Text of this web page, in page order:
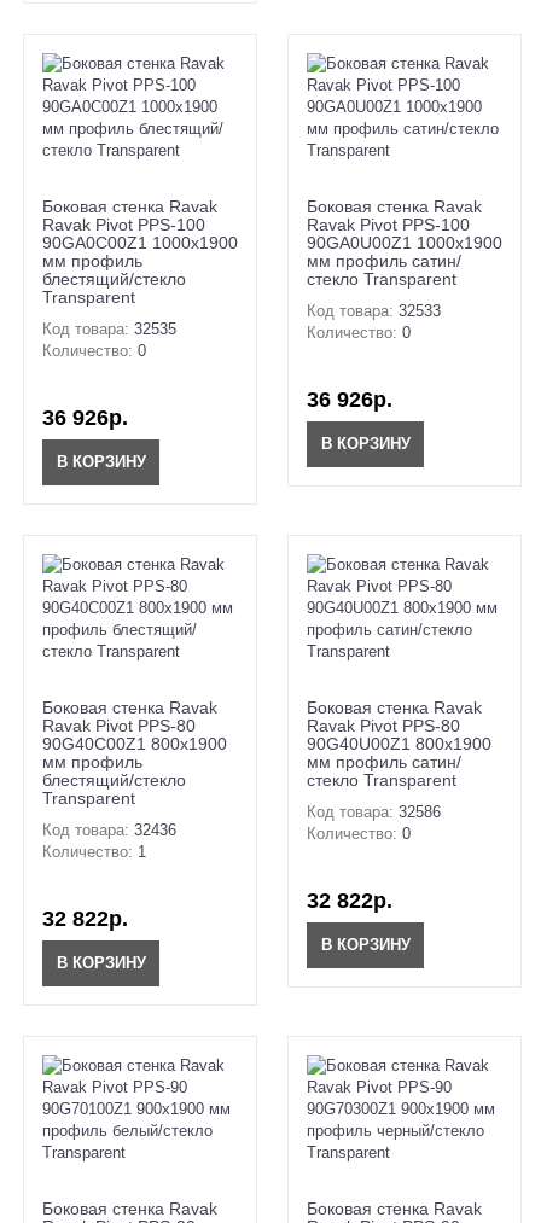
Боковая стенка Ravak
Ravak Pivot PPS-100
90GA0C00Z1 1000х1900
мм профиль
блестящий/стекло
Transparent
Код товара: 32535
Количество: 0
36 926р.
В КОРЗИНУ
Боковая стенка Ravak
Ravak Pivot PPS-100
90GA0U00Z1 1000х1900
мм профиль сатин/
стекло Transparent
Код товара: 32533
Количество: 0
36 926р.
В КОРЗИНУ
Боковая стенка Ravak
Ravak Pivot PPS-80
90G40C00Z1 800х1900
мм профиль
блестящий/стекло
Transparent
Код товара: 32436
Количество: 1
32 822р.
В КОРЗИНУ
Боковая стенка Ravak
Ravak Pivot PPS-80
90G40U00Z1 800х1900
мм профиль сатин/
стекло Transparent
Код товара: 32586
Количество: 0
32 822р.
В КОРЗИНУ
Боковая стенка Ravak
Боковая стенка Ravak